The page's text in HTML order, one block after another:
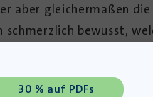
aber gleichermaßen
bewusst,
auch von Ängsten
seiner
30 % auf PDFs